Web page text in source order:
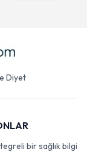
Diyet
bir sağlık bilgi